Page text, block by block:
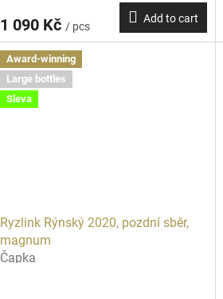
1 090 Kč / pcs
Add to cart
Award-winning
Large bottles
Sleva
Ryzlink Rýnský 2020, pozdní sběr,
magnum
Čapka